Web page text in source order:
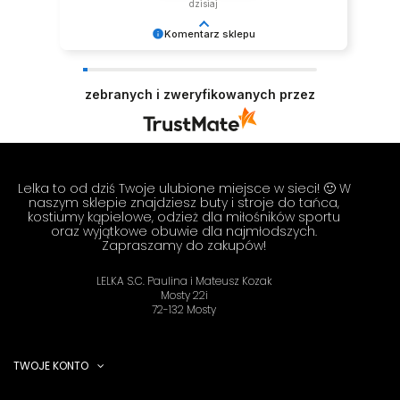
Komentarz sklepu
możemy zapewnić odpowiednią obsługę tak
świetnym klientom. Dziękujemy raz jeszcze!
Zespół LELKA 🦋
dzisiaj
zebranych i zweryfikowanych przez
Lelka to od dziś Twoje ulubione miejsce w sieci! 🙂 W
naszym sklepie znajdziesz buty i stroje do tańca,
kostiumy kąpielowe, odzież dla miłośników sportu
oraz wyjątkowe obuwie dla najmłodszych.
Zapraszamy do zakupów!
LELKA S.C. Paulina i Mateusz Kozak
Mosty 22i
72-132 Mosty
TWOJE KONTO